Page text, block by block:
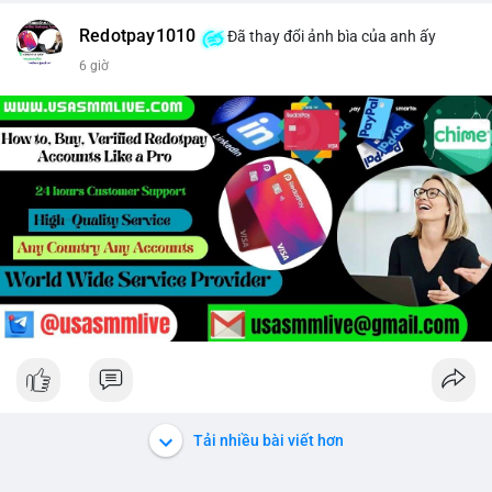
Redotpay1010 Đã thay đổi ảnh bìa của anh ấy
6 giờ
Tải nhiều bài viết hơn